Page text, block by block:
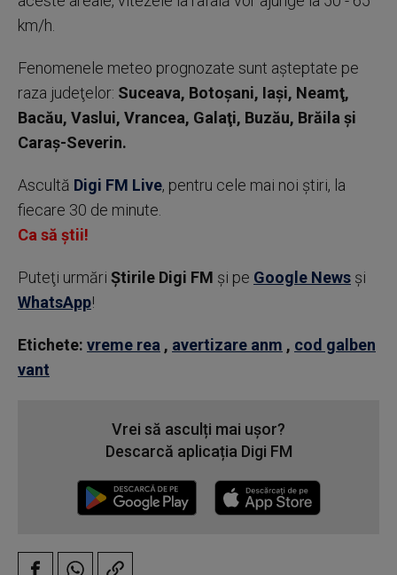
km/h.
Fenomenele meteo prognozate sunt aşteptate pe
raza judeţelor: Suceava, Botoşani, Iaşi, Neamţ,
Bacău, Vaslui, Vrancea, Galaţi, Buzău, Brăila şi
Caraş-Severin.
Ascultă Digi FM Live, pentru cele mai noi știri, la
fiecare 30 de minute.
Ca să știi!
Puteţi urmări Știrile Digi FM şi pe Google News şi
WhatsApp!
Etichete: vreme rea , avertizare anm , cod galben
vant
Vrei să asculți mai ușor?
Descarcă aplicația Digi FM